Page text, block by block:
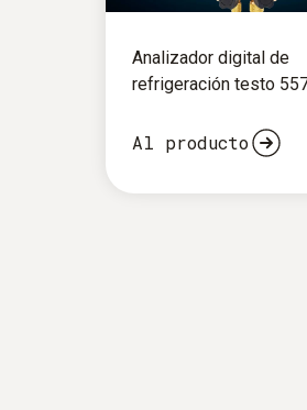
Analizador digital de
refrigeración testo
Al producto